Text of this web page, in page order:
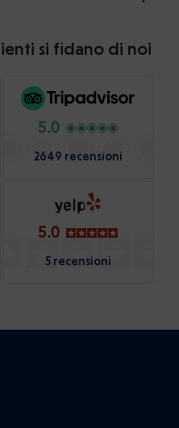
si fidano di noi
5.0
2649 recensioni
5.0
5 recensioni